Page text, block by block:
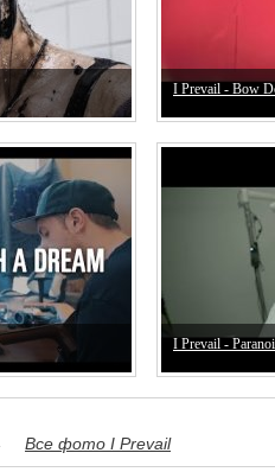
I Prevail - Bow
I Prevail -
Все фото I Prevail